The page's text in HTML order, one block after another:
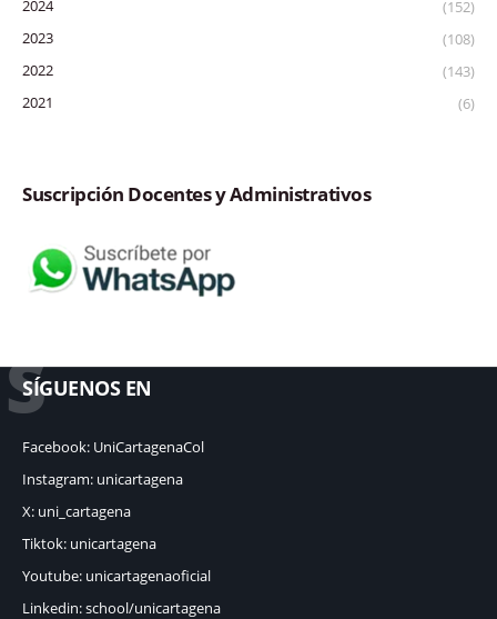
2024
(152)
2023
(108)
2022
(143)
2021
(6)
Suscripción Docentes y Administrativos
S
SÍGUENOS EN
Facebook: UniCartagenaCol
Instagram: unicartagena
X: uni_cartagena
Tiktok: unicartagena
Youtube: unicartagenaoficial
Linkedin: school/unicartagena